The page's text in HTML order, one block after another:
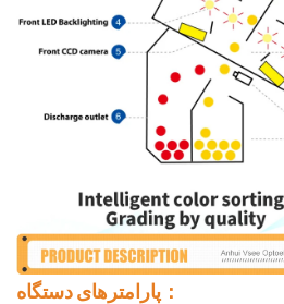
پارامترهای دستگاه：